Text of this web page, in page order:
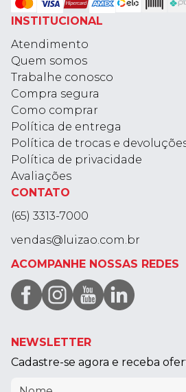
INSTITUCIONAL
Atendimento
Quem somos
Trabalhe conosco
Compra segura
Como comprar
Política de entrega
Política de trocas e
Política de privacidade
Avaliações
CONTATO
(65) 3313-7000
vendas@luizao.com.br
ACOMPANHE NOSSAS REDES
NEWSLETTER
Cadastre-se agora e receba